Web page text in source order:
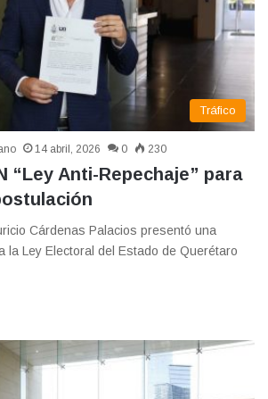
Tráfico
14 abril, 2026 0 230
“Ley Anti-Repechaje” para
Cárdenas Palacios presentó una
la Ley Electoral del Estado de Querétaro